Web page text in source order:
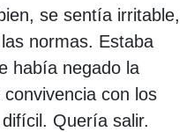
se sentía irritable,
normas. Estaba
había negado la
con los
Quería salir.